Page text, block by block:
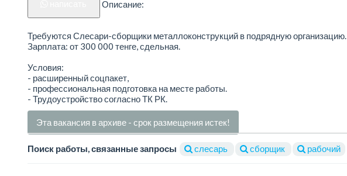
Описание:
Требуются Слесари-сборщики металлоконструкций в подрядную организацию.
Зарплата: от 300 000 тенге, сдельная.
Условия:
- расширенный соцпакет,
- профессиональная подготовка на месте работы.
- Трудоустройство согласно ТК РК.
Эта вакансия в архиве - срок размещения истек!
Поиск работы, связанные запросы слесарь сборщик рабочий